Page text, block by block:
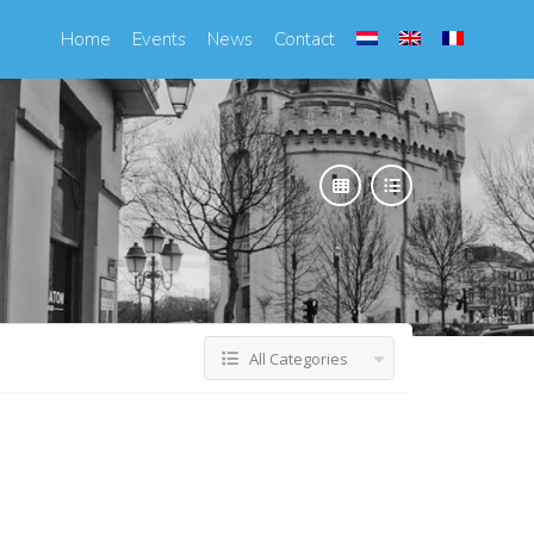
Home Events News Contact
All Categories